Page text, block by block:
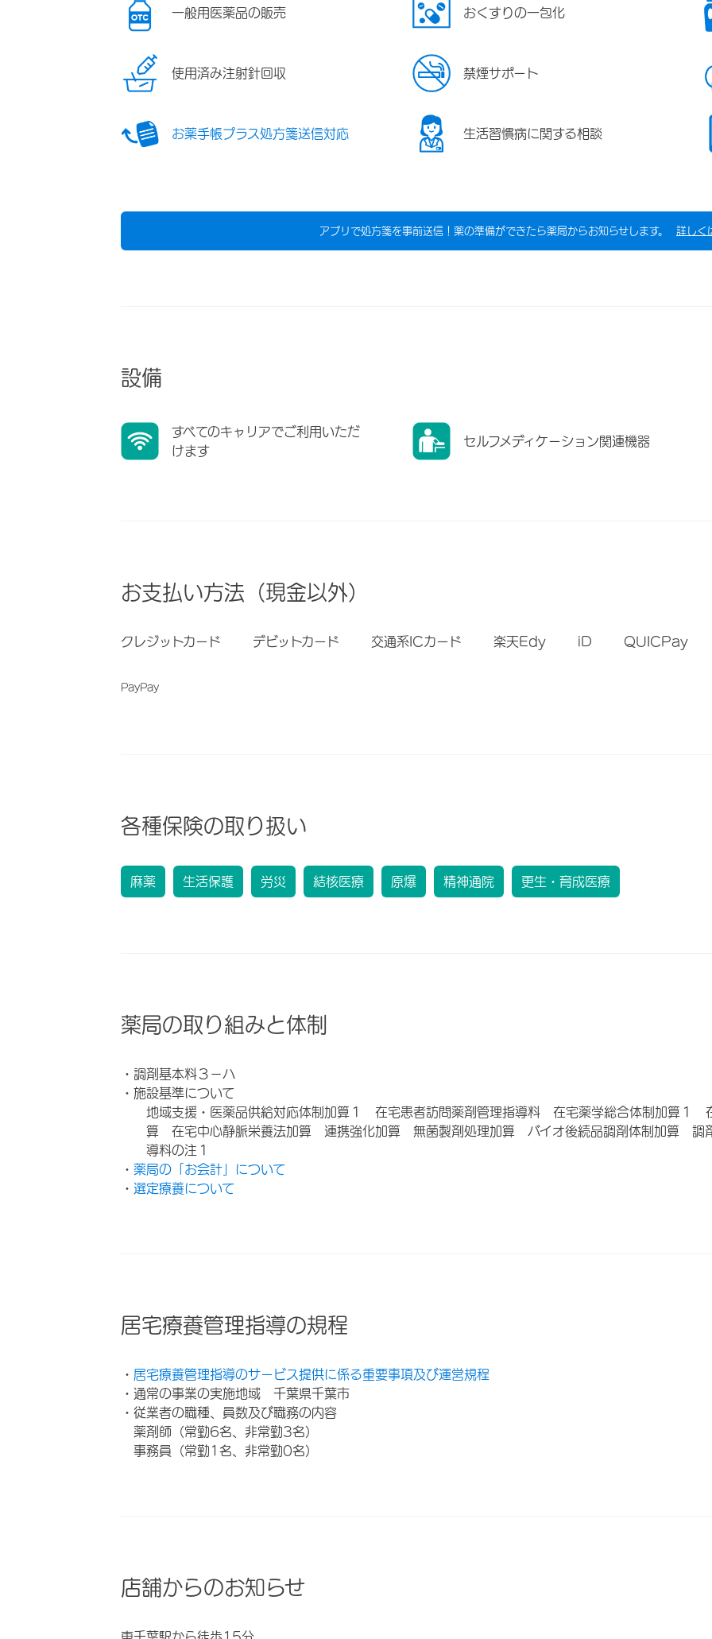
一般用医薬品の販売 おくすりの一包化
使用済み注射針回収 禁煙サポート
お薬手帳プラス処方箋送信対応 生活習慣病に関する相談
アプリで処方箋を事前送信！薬の準備ができたら薬局からお知らせします。 詳しく
設備
すべてのキャリアでご利用いただ
けます
セルフメディケーション関連機器
お支払い方法（現金以外）
クレジットカード デビットカード 交通系ICカード 楽天Edy iD QUICPay
PayPay
各種保険の取り扱い
麻薬 生活保護 労災 結核医療 原爆 精神通院 更生・育成医療
薬局の取り組みと体制
・調剤基本料３－ハ
・施設基準について
地域支援・医薬品供給対応体制加算１ 在宅患者訪問薬剤管理指導料 在宅薬学総合体制加算１
算 在宅中心静脈栄養法加算 連携強化加算 無菌製剤処理加算 バイオ後続品調剤体制加算 調
導料の注１
・ 薬局の「お会計」について
・ 選定療養について
居宅療養管理指導の規程
・ 居宅療養管理指導のサービス提供に係る重要事項及び運営規程
・通常の事業の実施地域 千葉県千葉市
・従業者の職種、員数及び職務の内容
薬剤師（常勤6名、非常勤3名）
事務員（常勤1名、非常勤0名）
店舗からのお知らせ